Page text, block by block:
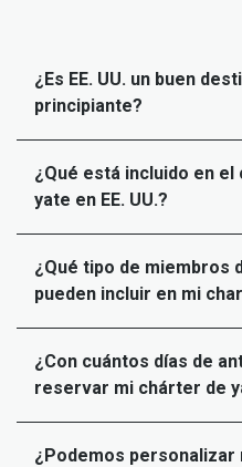
¿Es EE. UU. un buen
principiante?
¿Qué está incluido en
yate en EE. UU.?
¿Qué tipo de miembros
pueden incluir en mi
¿Con cuántos días de
reservar mi chárter de
¿Podemos